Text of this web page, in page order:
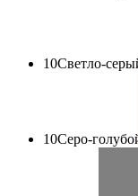
10Светло-
10Серо-